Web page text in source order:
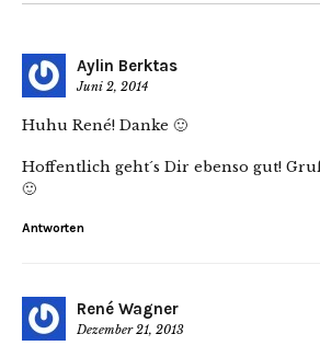
Aylin Berktas
Juni 2, 2014
Huhu René! Danke 🙂
Hoffentlich geht´s Dir ebenso gut!
🙂
Antworten
René Wagner
Dezember 21, 2013